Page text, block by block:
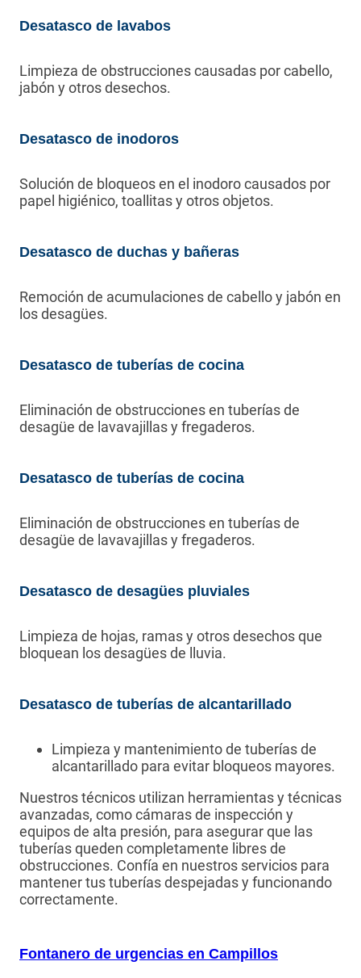
Desatasco de lavabos
Limpieza de obstrucciones causadas por cabello,
jabón y otros desechos.
Desatasco de inodoros
Solución de bloqueos en el inodoro causados por
papel higiénico, toallitas y otros objetos.
Desatasco de duchas y bañeras
Remoción de acumulaciones de cabello y jabón en
los desagües.
Desatasco de tuberías de cocina
Eliminación de obstrucciones en tuberías de
desagüe de lavavajillas y fregaderos.
Desatasco de tuberías de cocina
Eliminación de obstrucciones en tuberías de
desagüe de lavavajillas y fregaderos.
Desatasco de desagües pluviales
Limpieza de hojas, ramas y otros desechos que
bloquean los desagües de lluvia.
Desatasco de tuberías de alcantarillado
Limpieza y mantenimiento de tuberías de
alcantarillado para evitar bloqueos mayores.
Nuestros técnicos utilizan herramientas y técnicas
avanzadas, como cámaras de inspección y
equipos de alta presión, para asegurar que las
tuberías queden completamente libres de
obstrucciones. Confía en nuestros servicios para
mantener tus tuberías despejadas y funcionando
correctamente.
Fontanero de urgencias en Campillos